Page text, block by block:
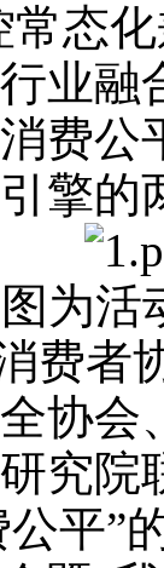
态
业融
费公
擎的
图为
费者
协会
究院
平”